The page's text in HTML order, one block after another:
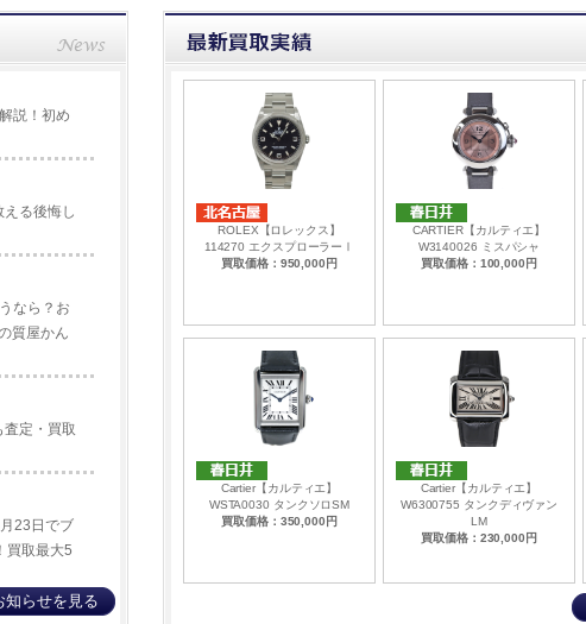
説！初め
る後悔し
なら？お
質屋かん
査定・買取
23日でブ
買取最大5
知らせを見る
ROLEX【ロレックス】
114270 エクスプローラーⅠ
買取価格：950,000円
CARTIER【カルティエ】
W3140026 ミスパシャ
買取価格：100,000円
Cartier【カルティエ】
WSTA0030 タンクソロSM
買取価格：350,000円
Cartier【カルティエ】
W6300755 タンクディヴァン
LM
買取価格：230,000円